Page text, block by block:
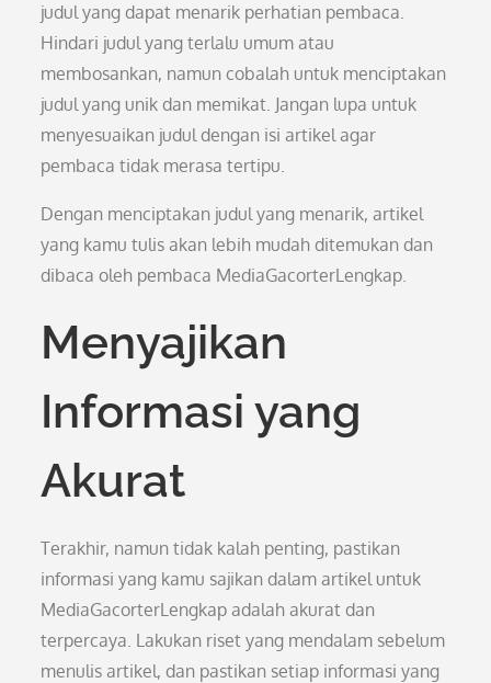
judul yang dapat menarik perhatian pembaca.
Hindari judul yang terlalu umum atau
membosankan, namun cobalah untuk menciptakan
judul yang unik dan memikat. Jangan lupa untuk
menyesuaikan judul dengan isi artikel agar
pembaca tidak merasa tertipu.
Dengan menciptakan judul yang menarik, artikel
yang kamu tulis akan lebih mudah ditemukan dan
dibaca oleh pembaca MediaGacorterLengkap.
Menyajikan
Informasi yang
Akurat
Terakhir, namun tidak kalah penting, pastikan
informasi yang kamu sajikan dalam artikel untuk
MediaGacorterLengkap adalah akurat dan
terpercaya. Lakukan riset yang mendalam sebelum
menulis artikel, dan pastikan setiap informasi yang